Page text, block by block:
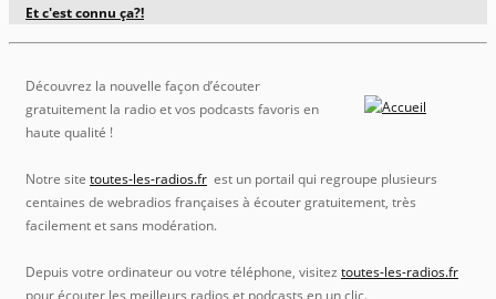
Et c'est connu ça?!
Découvrez la nouvelle façon d’écouter
gratuitement la radio et vos podcasts favoris en
haute qualité !
Notre site toutes-les-radios.fr est un portail qui regroupe plusieurs
centaines de webradios françaises à écouter gratuitement, très
facilement et sans modération.
Depuis votre ordinateur ou votre téléphone, visitez toutes-les-radios.fr
pour écouter les meilleurs radios et podcasts en un clic.